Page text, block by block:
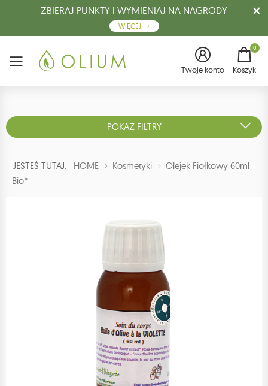
ZBIERAJ PUNKTY I WYMIENIAJ NA NAGRODY
WIĘCEJ
Menu Twoje konto
0
Koszyk
POKAŻ FILTRY
JESTEŚ TUTAJ: HOME Kosmetyki
Olejek Fiołkowy 60ml
Bio*